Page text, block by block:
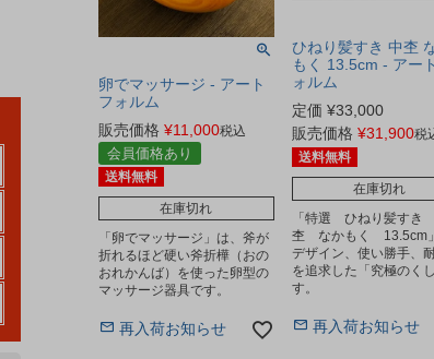
卵でマッサージ - アート
フォルム
販売価格 ¥11,000税込
会員価格あり
送料無料
在庫切れ
「卵でマッサージ」は、斧が
折れるほど硬い斧折樺（おの
おれかんば）を使った卵型の
マッサージ器具です。
再入荷お知らせ
ひねり髪すき 中杢
もく 13.5cm - アー
ォルム
定価 ¥33,000
販売価格 ¥31,900税
送料無料
在庫切れ
「特選 ひねり髪すき
杢 なかもく 13.5cm」
デザイン、使い勝手、
を追求した「究極のく
す。
再入荷お知らせ